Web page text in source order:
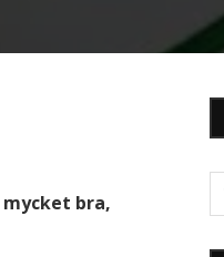
mycket bra,